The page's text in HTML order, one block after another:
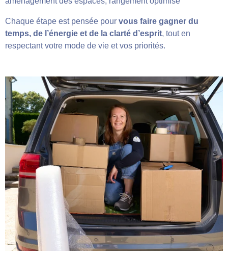
Chaque étape est pensée pour vous faire gagner du
temps, de l’énergie et de la clarté d’esprit, tout en
respectant votre mode de vie et vos priorités.